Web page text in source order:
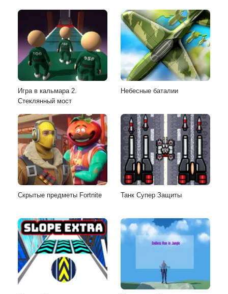
Игра в кальмара 2.
Стеклянный мост
Небесные баталии
Скрытые предметы Fortnite Танк Супер Защиты